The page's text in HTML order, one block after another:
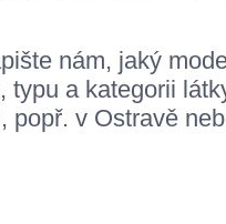
nám, jaký
a kategorii
popř. v Ostravě